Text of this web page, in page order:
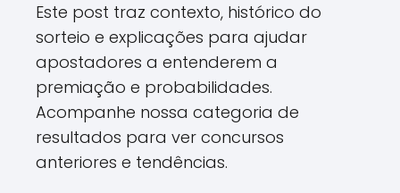
Este post traz contexto, histórico do
sorteio e explicações para ajudar
apostadores a entenderem a
premiação e probabilidades.
Acompanhe nossa categoria de
resultados para ver concursos
anteriores e tendências.